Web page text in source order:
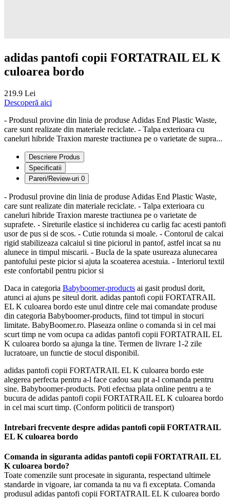
adidas pantofi copii FORTATRAIL EL K
culoarea bordo
219.9 Lei
Descoperă aici
- Produsul provine din linia de produse Adidas End Plastic Waste,
care sunt realizate din materiale reciclate. - Talpa exterioara cu
caneluri hibride Traxion mareste tractiunea pe o varietate de supra...
Descriere Produs
Specificatii
Pareri/Review-uri 0
- Produsul provine din linia de produse Adidas End Plastic Waste,
care sunt realizate din materiale reciclate. - Talpa exterioara cu
caneluri hibride Traxion mareste tractiunea pe o varietate de
suprafete. - Sireturile elastice si inchiderea cu carlig fac acesti pantofi
usor de pus si de scos. - Cutie rotunda si moale. - Contorul de calcai
rigid stabilizeaza calcaiul si tine piciorul in pantof, astfel incat sa nu
alunece in timpul miscarii. - Bucla de la spate usureaza alunecarea
pantofului peste picior si ajuta la scoaterea acestuia. - Interiorul textil
este confortabil pentru picior si
Daca in categoria Babyboomer-products ai gasit produsl dorit,
atunci ai ajuns pe siteul dorit. adidas pantofi copii FORTATRAIL
EL K culoarea bordo este unul dintre cele mai comandate produse
din categoria Babyboomer-products, fiind tot timpul in stocuri
limitate. BabyBoomer.ro. Plaseaza online o comanda si in cel mai
scurt timp ne vom ocupa ca adidas pantofi copii FORTATRAIL EL
K culoarea bordo sa ajunga la tine. Termen de livrare 1-2 zile
lucratoare, un functie de stocul disponibil.
adidas pantofi copii FORTATRAIL EL K culoarea bordo este
alegerea perfecta pentru a-l face cadou sau pt a-l comanda pentru
sine. Babyboomer-products. Poti efectua plata online pentru a te
bucura de adidas pantofi copii FORTATRAIL EL K culoarea bordo
in cel mai scurt timp. (Conform politicii de transport)
Intrebari frecvente despre adidas pantofi copii FORTATRAIL
EL K culoarea bordo
Comanda in siguranta adidas pantofi copii FORTATRAIL EL
K culoarea bordo?
Toate comenzile sunt procesate in siguranta, respectand ultimele
standarde in vigoare, iar comanda ta nu va fi exceptata. Comanda
produsul adidas pantofi copii FORTATRAIL EL K culoarea bordo